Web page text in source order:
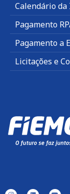
Calendário
Pagamento
Pagamento a
Licitações e